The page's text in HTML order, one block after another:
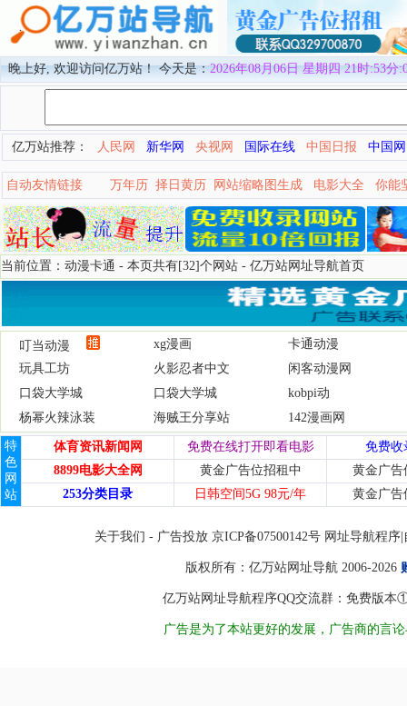
晚上好, 欢迎访问亿万站！ 今天是：2026年08月06日 星期四 21时:53分
亿万站推荐： 人民网 新华网 央视网 国际在线 中国日报 中国网
自动友情链接 万年历 择日黄历 网站缩略图生成 电影大全 你能
当前位置：动漫卡通 - 本页共有[32]个网站 - 亿万站网址导航首页
叮当动漫 xg漫画
卡通动漫
玩具工坊
火影忍者中文
闲客动漫网
口袋大学城
口袋大学城
kobpi动
杨幂火辣泳装
海贼王分享站 142漫画网
特
色
网
站
体育资讯新闻网 免费在线打开即看电影
免费收
8899电影大全网
黄金广告位招租中
黄金广告
253分类目录
日韩空间5G 98元/年 黄金广告
关于我们 - 广告投放 京ICP备07500142号 网址导航程
版权所有： 亿万站网址导航2006-2026
亿万站网址导航程序QQ交流群：免费版本
广告是为了本站更好的发展，广告商的言